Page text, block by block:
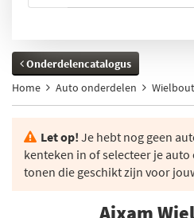
Onderdelencatalogus
Home
Auto onderdelen
Let op! Je hebt nog geen
kenteken in of selecteer je
tonen die geschikt zijn voor
Aixam